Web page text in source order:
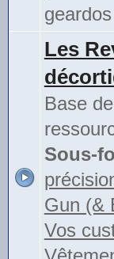
Les
Base
Sous-
Gun (&
Vos